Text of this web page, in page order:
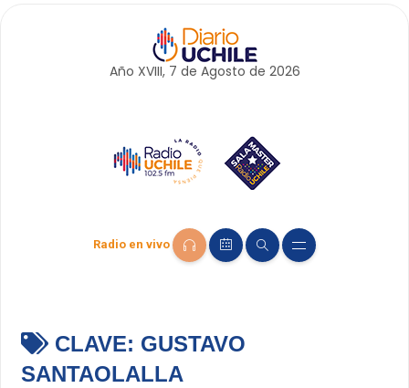
Año XVIII, 7 de Agosto de 2026
Radio en vivo
CLAVE: GUSTAVO
SANTAOLALLA